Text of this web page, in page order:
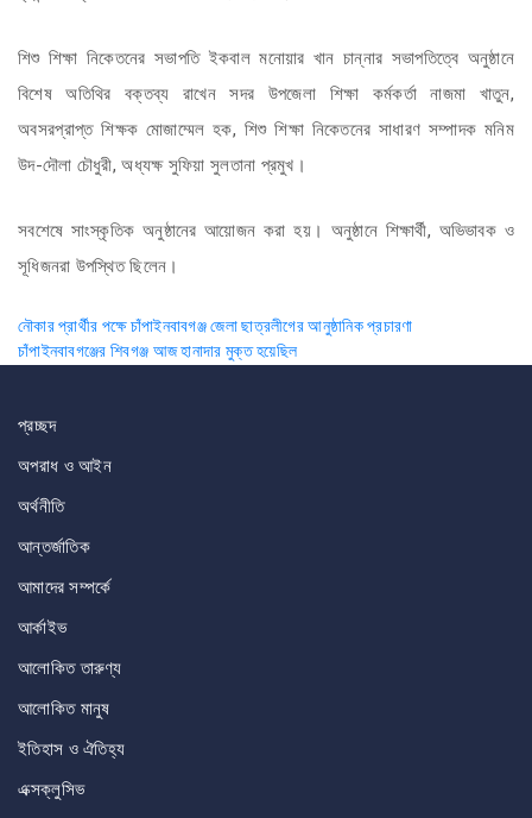
শিশু শিক্ষা নিকেতনের সভাপতি ইকবাল মনোয়ার খান চান্নার সভাপতিত্বে অনুষ্ঠানে
বিশেষ অতিথির বক্তব্য রাখেন সদর উপজেলা শিক্ষা কর্মকর্তা নাজমা খাতুন,
অবসরপ্রাপ্ত শিক্ষক মোজাম্মেল হক, শিশু শিক্ষা নিকেতনের সাধারণ সম্পাদক মনিম
উদ-দৌলা চৌধুরী, অধ্যক্ষ সুফিয়া সুলতানা প্রমুখ।
সবশেষে সাংস্কৃতিক অনুষ্ঠানের আয়োজন করা হয়। অনুষ্ঠানে শিক্ষার্থী, অভিভাবক ও
সূধিজনরা উপস্থিত ছিলেন।
Post
navigation
নৌকার প্রার্থীর পক্ষে চাঁপাইনবাবগঞ্জ জেলা ছাত্রলীগের আনুষ্ঠানিক প্রচারণা
চাঁপাইনবাবগঞ্জের শিবগঞ্জ আজ হানাদার মুক্ত হয়েছিল
প্রচ্ছদ
অপরাধ ও আইন
অর্থনীতি
আন্তর্জাতিক
আমাদের সম্পর্কে
আর্কাইভ
আলোকিত তারুণ্য
আলোকিত মানুষ
ইতিহাস ও ঐতিহ্য
এক্সক্লুসিভ